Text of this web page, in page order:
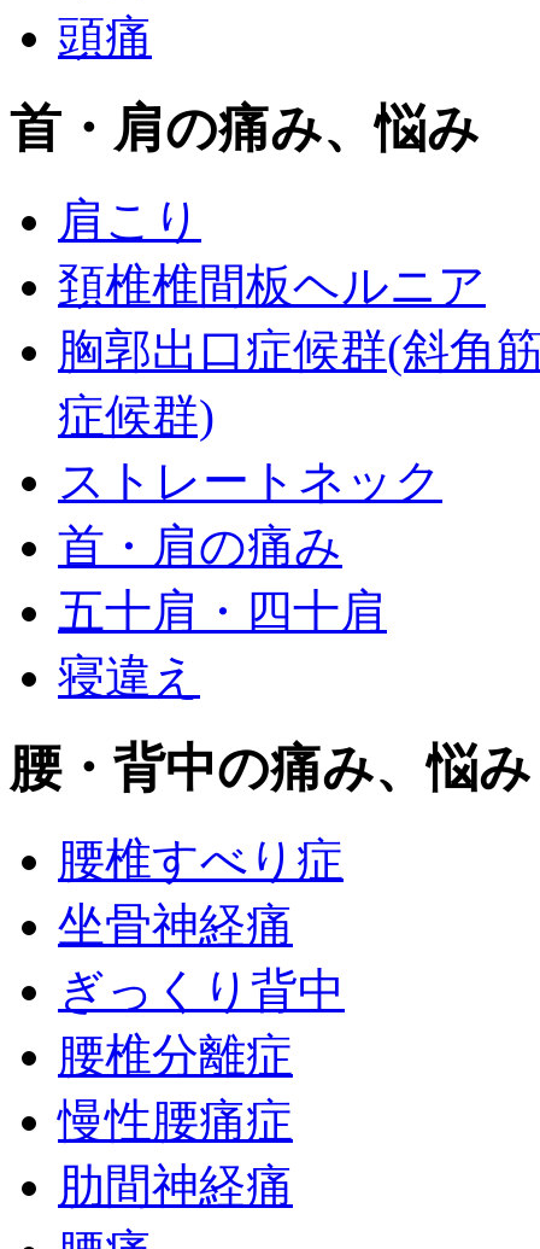
頭痛
首・肩の痛み、悩み
肩こり
頚椎椎間板ヘルニア
胸郭出口症候群(斜角
症候群)
ストレートネック
首・肩の痛み
五十肩・四十肩
寝違え
腰・背中の痛み、悩み
腰椎すべり症
坐骨神経痛
ぎっくり背中
腰椎分離症
慢性腰痛症
肋間神経痛